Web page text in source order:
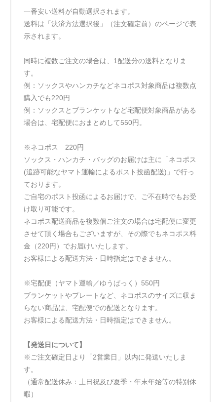
一番安い送料が自動選択されます。
送料は「決済方法選択後」（注文確定前）のページで表
示されます。
同時に複数ご注文の場合は、1配送分の送料となりま
す。
例：ソックスやハンカチなどネコポス対象商品は複数点
購入でも220円
例：ソックスとブランケットなど宅配便対象商品がある
場合は、宅配便におまとめして550円。
※ネコポス 220円
ソックス・ハンカチ・バッグのお届けは主に「ネコポス
(追跡可能なヤマト運輸によるポスト投函配送)」で行っ
ております。
ご自宅のポスト投函によるお届けで、ご不在時でもお受
け取り可能です。
ネコポス配送商品を複数個ご注文の場合は宅配便に変更
させて頂く場合もございますが、その際でもネコポス料
金（220円）でお届けいたします。
お客様による配送方法・日時指定はできません。
※宅配便（ヤマト運輸／ゆうぱっく）550円
ブランケットやプレートなど、ネコポスのサイズに収ま
らない商品は、宅配便での配送となります。
お客様による配送方法・日時指定はできません。
【発送日について】
※ご注文確定日より「2営業日」以内に発送いたしま
す。
（通常配送休み：土日祝及び夏季・年末年始等の特別休
暇）